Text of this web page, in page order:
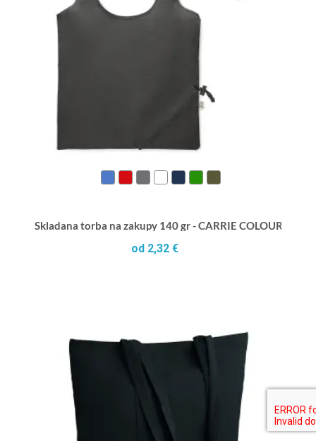
Skladana torba na zakupy 140 gr - CARRIE COLOUR
od 2,32 €